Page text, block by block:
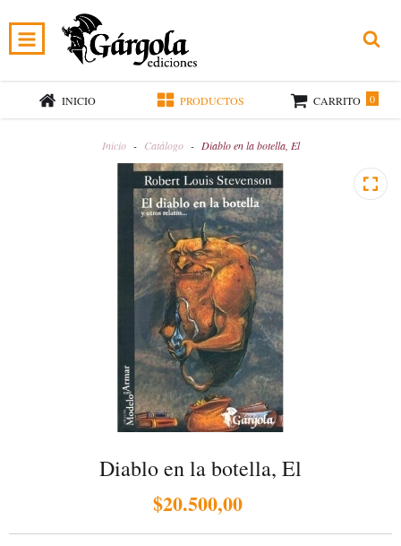
INICIO PRODUCTOS CARRITO 0
Inicio - Catálogo - Diablo en la botella, El
Diablo en la botella, El
$20.500,00